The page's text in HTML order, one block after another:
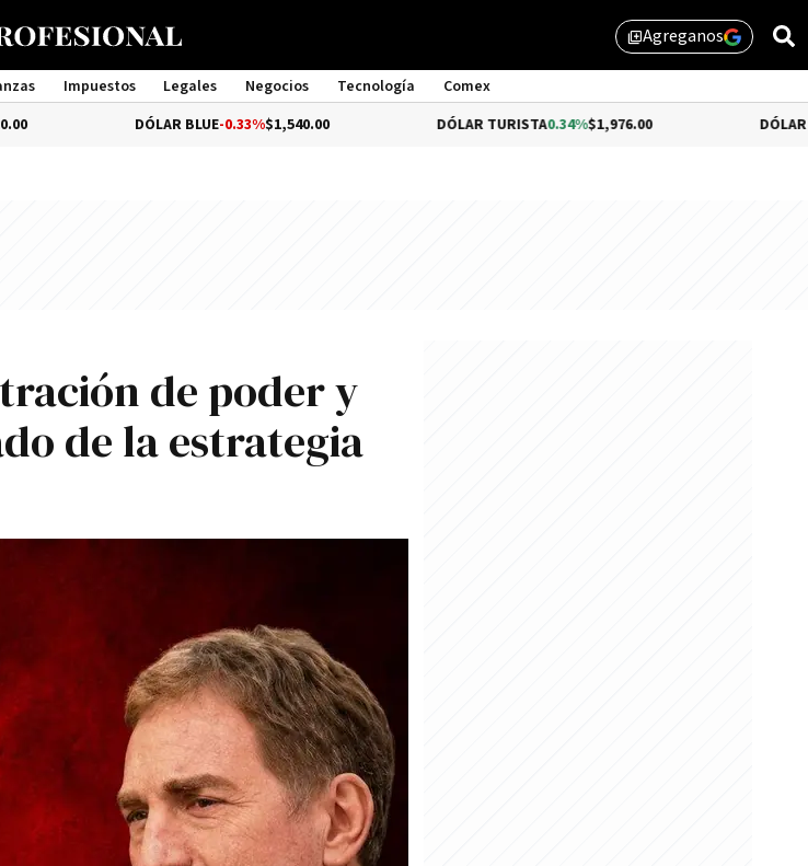
library_addAgreganos
Impuestos Legales Negocios Tecnología
Comex
Management
DÓLAR BLUE-0.33%$1,540.00 DÓLAR TURISTA0.34%$1,976.00 DÓLAR MEP
de poder y
de la estrategia